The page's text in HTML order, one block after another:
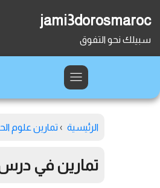
jami3dorosmaroc
سبيلك نحو التفوق
الرئيسية › تمارين علوم
تمارين في